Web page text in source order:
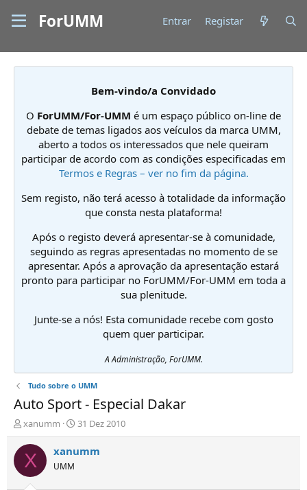
ForUMM Entrar Registar
Bem-vindo/a Convidado
O ForUMM/For-UMM é um espaço público on-line de
debate de temas ligados aos veículos da marca UMM,
aberto a todos os interessados que nele queiram
participar de acordo com as condições especificadas em
Termos e Regras – ver no fim da página.
Sem registo, não terá acesso à totalidade da informação
que consta nesta plataforma!
Após o registo deverá apresentar-se à comunidade,
seguindo as regras apresentadas no momento de se
apresentar. Após a aprovação da apresentação estará
pronto para participar no ForUMM/For-UMM em toda a
sua plenitude.
Junte-se a nós! Esta comunidade recebe com gosto
quem quer participar.
A Administração, ForUMM.
Tudo sobre o UMM
Auto Sport - Especial Dakar
I
n
i
c
i
xanumm
D
a
t
31 Dez 2010
X xanumm
UMM